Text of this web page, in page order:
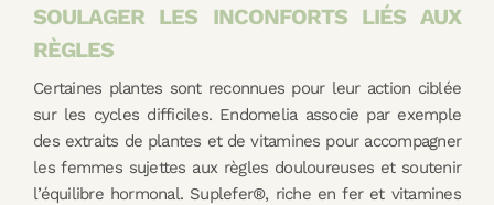
SOULAGER LES INCONFORTS LIÉS AUX
RÈGLES
Certaines plantes sont reconnues pour leur action ciblée
sur les cycles difficiles. Endomelia associe par exemple
des extraits de plantes et de vitamines pour accompagner
les femmes sujettes aux règles douloureuses et soutenir
l’équilibre hormonal. Suplefer®, riche en fer et vitamines